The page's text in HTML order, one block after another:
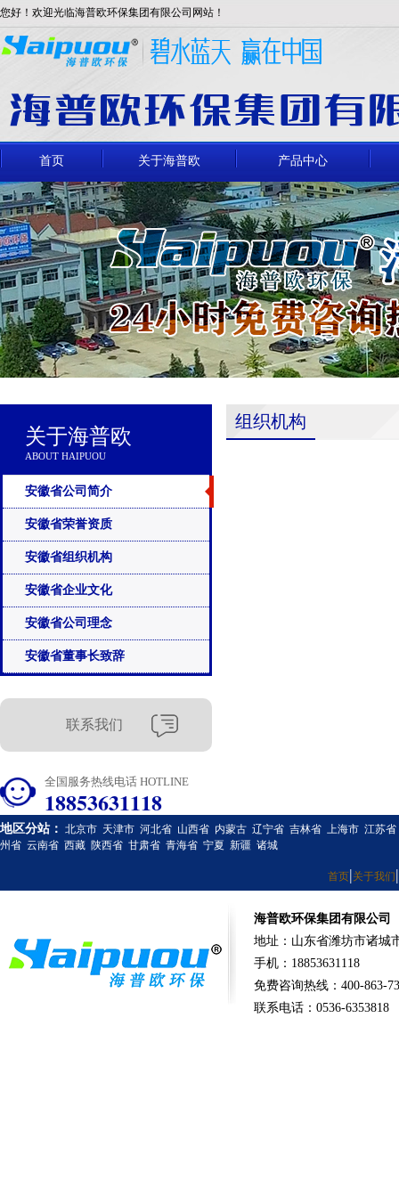
您好！欢迎光临海普欧环保集团有限公司网站！
首页 关于海普欧 产品中心
关于海普欧
ABOUT HAIPUOU
安徽省公司简介
安徽省荣誉资质
安徽省组织机构
安徽省企业文化
安徽省公司理念
安徽省董事长致辞
联系我们
全国服务热线电话 HOTLINE
18853631118
组织机构
地区分站： 北京市 天津市 河北省 山西省 内蒙古 辽宁省 吉林省 上海市 江苏省
州省 云南省 西藏 陕西省 甘肃省 青海省 宁夏 新疆 诸城
首页|关于我们|
海普欧环保集团有限公司
地址：山东省潍坊市诸城
手机：18853631118
免费咨询热线：400-863-
联系电话：0536-6353818